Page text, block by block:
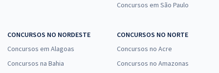
Concursos em São Paulo
CONCURSOS NO NORDESTE
Concursos em Alagoas
Concursos na Bahia
CONCURSOS NO NORTE
Concursos no Acre
Concursos no Amazonas